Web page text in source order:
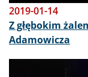
2019-01-14
Z głębokim
Adamowicza